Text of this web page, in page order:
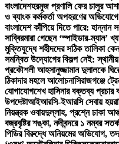
বাংলাদেশহরমুজ প্রণালি ফের চালুর
ও ব্যাংক কর্মকর্তা অপহরণের
বাংলাদেশ কাঁপিয়ে দিতে পারে: হান্নান
সাব্বিরমারা গেছেন ‘স্পাইডার-ম্যান’
মুক্তিযুদ্ধে শহীদদের সঠিক তালিকা
সমন্বিত উদ্যোগের বিকল্প নেই: স্থানীয়
প্রকৌশলী আহসানুজ্জামান দুলালকে
ঠিকাদার মহলে আলোচনাসিরাজগঞ্জে
যোগাযোগশেখ হাসিনার বক্তব্য প্রচার
উপদেষ্টাআইআরসি-ইআরসি সেবায়
নিয়ন্ত্রক ওবায়দুল্লাহ, প্রশ্নে ঢাকা
বজ্রবৃষ্টির শঙ্কা, নদীবন্দরে ১ নম্বর
পিডির বিরুদ্ধে অনিয়মের অভিযোগ,